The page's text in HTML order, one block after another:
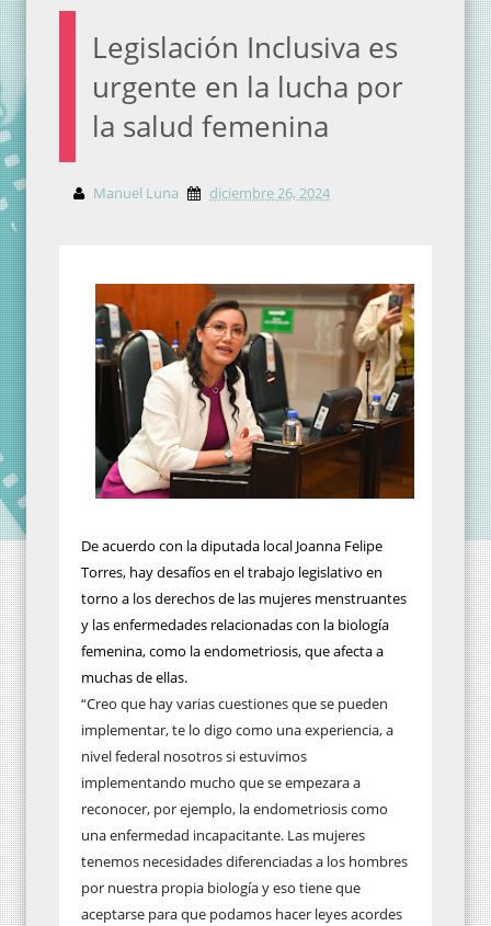
Legislación Inclusiva es
urgente en la lucha por
la salud femenina
Manuel Luna diciembre 26, 2024
De acuerdo con la diputada local Joanna Felipe
Torres, hay desafíos en el trabajo legislativo en
torno a los derechos de las mujeres menstruantes
y las enfermedades relacionadas con la biología
femenina, como la endometriosis, que afecta a
muchas de ellas.
“Creo que hay varias cuestiones que se pueden
implementar, te lo digo como una experiencia, a
nivel federal nosotros si estuvimos
implementando mucho que se empezara a
reconocer, por ejemplo, la endometriosis como
una enfermedad incapacitante. Las mujeres
tenemos necesidades diferenciadas a los hombres
por nuestra propia biología y eso tiene que
aceptarse para que podamos hacer leyes acordes